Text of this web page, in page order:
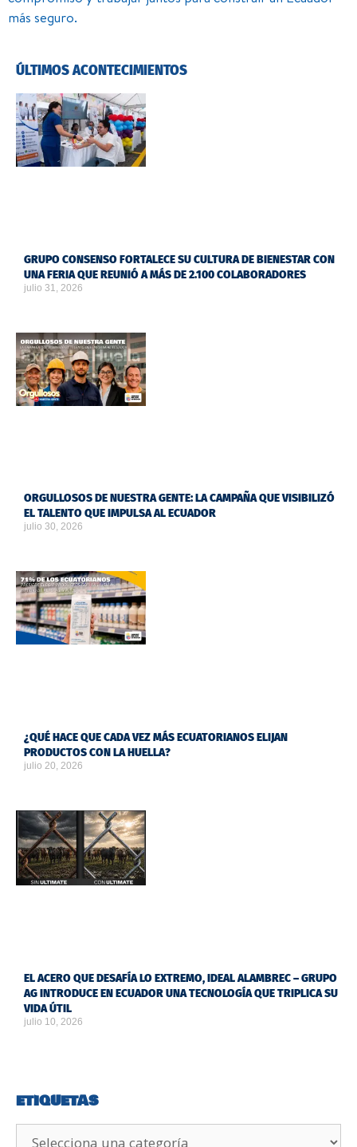
más seguro.
ÚLTIMOS ACONTECIMIENTOS
GRUPO CONSENSO FORTALECE SU CULTURA DE BIENESTAR CON
UNA FERIA QUE REUNIÓ A MÁS DE 2.100 COLABORADORES
julio 31, 2026
ORGULLOSOS DE NUESTRA GENTE: LA CAMPAÑA QUE VISIBILIZÓ
EL TALENTO QUE IMPULSA AL ECUADOR
julio 30, 2026
¿QUÉ HACE QUE CADA VEZ MÁS ECUATORIANOS ELIJAN
PRODUCTOS CON LA HUELLA?
julio 20, 2026
EL ACERO QUE DESAFÍA LO EXTREMO, IDEAL ALAMBREC – GRUPO
AG INTRODUCE EN ECUADOR UNA TECNOLOGÍA QUE TRIPLICA SU
VIDA ÚTIL
julio 10, 2026
ETIQUETAS